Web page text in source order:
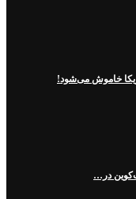
خاموش می‌شود!
در…